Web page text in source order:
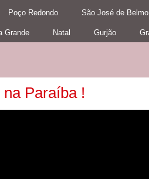
Poço Redondo São José de
Grande Natal Gurjão
Paraíba !